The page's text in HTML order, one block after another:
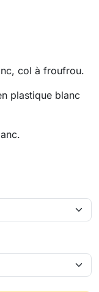
col à froufrou.
plastique blanc